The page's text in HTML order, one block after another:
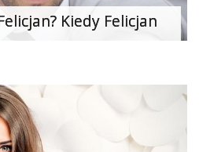
Kiedy Felicjan